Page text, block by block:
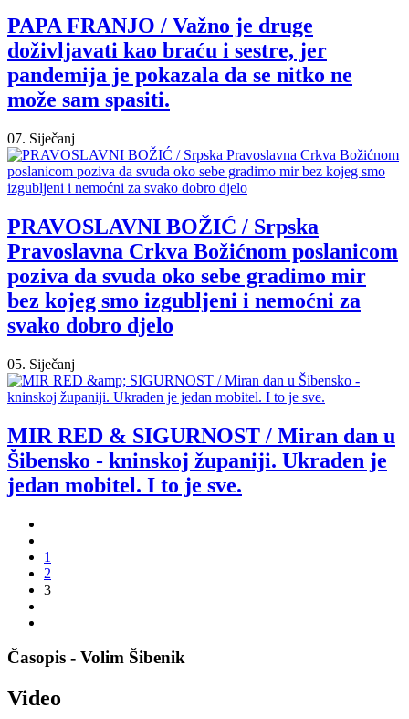
PAPA FRANJO / Važno je druge
doživljavati kao braću i sestre, jer
pandemija je pokazala da se nitko ne
može sam spasiti.
07. Siječanj
PRAVOSLAVNI BOŽIĆ / Srpska
Pravoslavna Crkva Božićnom poslanicom
poziva da svuda oko sebe gradimo mir
bez kojeg smo izgubljeni i nemoćni za
svako dobro djelo
05. Siječanj
MIR RED & SIGURNOST / Miran dan u
Šibensko - kninskoj županiji. Ukraden je
jedan mobitel. I to je sve.
1
2
3
Časopis - Volim Šibenik
Video